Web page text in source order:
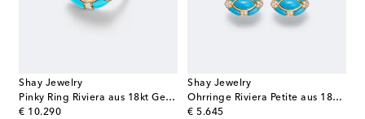
Shay Jewelry
Pinky Ring Riviera aus 18kt Gelbgold mit Diamanten und Türkisen
€ 10.290
original price
Shay Jewelry
Ohrringe Riviera Petite aus 18kt Gelbgold mit Diamanten und Türkisen
€ 5.645
original price